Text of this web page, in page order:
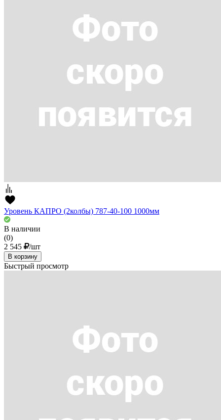
Уровень КАПРО (2колбы) 787-40-100 1000мм
В наличии
(0)
2 545
/шт
В корзину
Быстрый просмотр